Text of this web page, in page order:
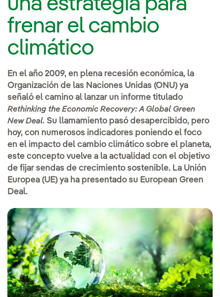
frenar el cambio
climático
En el año 2009, en plena recesión económica, la
Organización de las Naciones Unidas (ONU) ya
señaló el camino al lanzar un informe titulado
Rethinking the Economic Recovery: A Global Green
New Deal. Su llamamiento pasó desapercibido, pero
hoy, con numerosos indicadores poniendo el foco
en el impacto del cambio climático sobre el planeta,
este concepto vuelve a la actualidad con el objetivo
de fijar sendas de crecimiento sostenible. La Unión
Europea (UE) ya ha presentado su European Green
Deal.